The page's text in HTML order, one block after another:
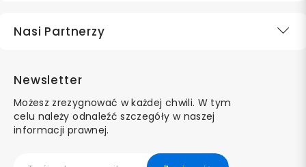
Nasi Partnerzy
Newsletter
Możesz zrezygnować w każdej chwili. W tym
celu należy odnaleźć szczegóły w naszej
informacji prawnej.